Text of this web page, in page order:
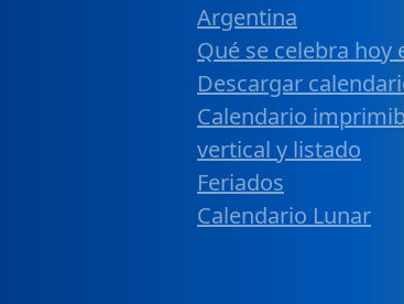
Argentina
Qué se celebra hoy
Descargar
Calendario
vertical y listado
Feriados
Calendario Lunar